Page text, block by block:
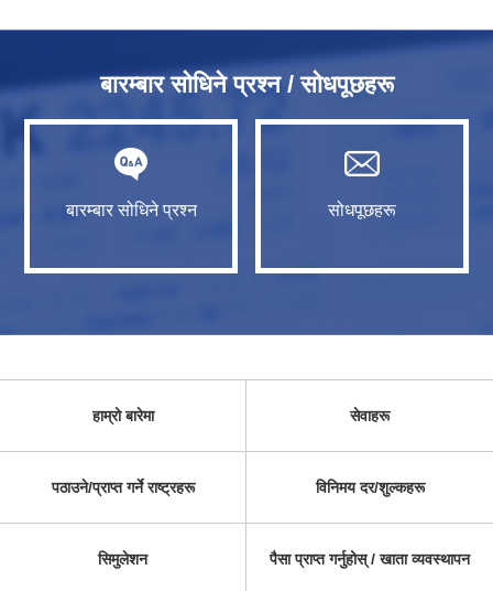
बारम्बार सोधिने प्रश्न / सोधपूछहरू
बारम्बार सोधिने प्रश्न सोधपूछहरू
हाम्रो बारेमा सेवाहरू
पठाउने/प्राप्त गर्ने राष्ट्रहरू विनिमय दर/शुल्कहरू
सिमुलेशन पैसा प्राप्त गर्नुहोस् / खाता व्यवस्थापन